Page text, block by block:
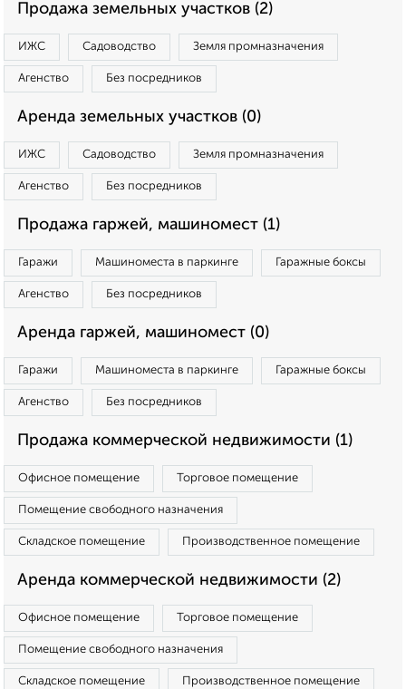
Продажа земельных участков (2)
ИЖС Садоводство Земля промназначения
Агенство Без посредников
Аренда земельных участков (0)
ИЖС Садоводство Земля промназначения
Агенство Без посредников
Продажа гаржей, машиномест (1)
Гаражи Машиноместа в паркинге Гаражные боксы
Агенство Без посредников
Аренда гаржей, машиномест (0)
Гаражи Машиноместа в паркинге Гаражные боксы
Агенство Без посредников
Продажа коммерческой недвижимости (1)
Офисное помещение Торговое помещение
Помещение свободного назначения
Складское помещение Производственное помещение
Аренда коммерческой недвижимости (2)
Офисное помещение Торговое помещение
Помещение свободного назначения
Складское помещение Производственное помещение